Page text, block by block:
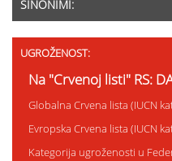
SINONIMI:
UGROŽENOST:
Na "Crvenoj listi" RS:
Globalna Crvena lista (IUCN
Evropska Crvena lista (IUCN
Kategorija ugroženosti u